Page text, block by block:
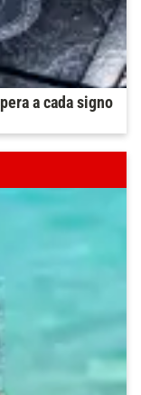
a cada signo